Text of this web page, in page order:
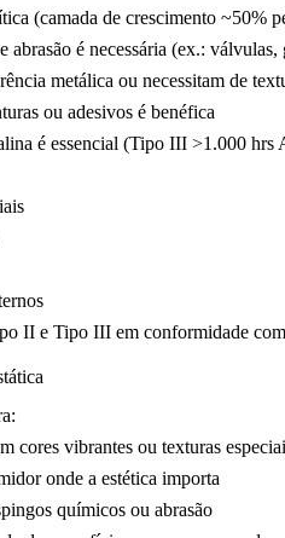
(camada de crescimento ~50%
abrasão é necessária (ex.:
metálica ou necessitam de
ou adesivos é benéfica
é essencial (Tipo III >1.000
II e Tipo III em conformidade
cores vibrantes ou texturas
onde a estética importa
químicos ou abrasão